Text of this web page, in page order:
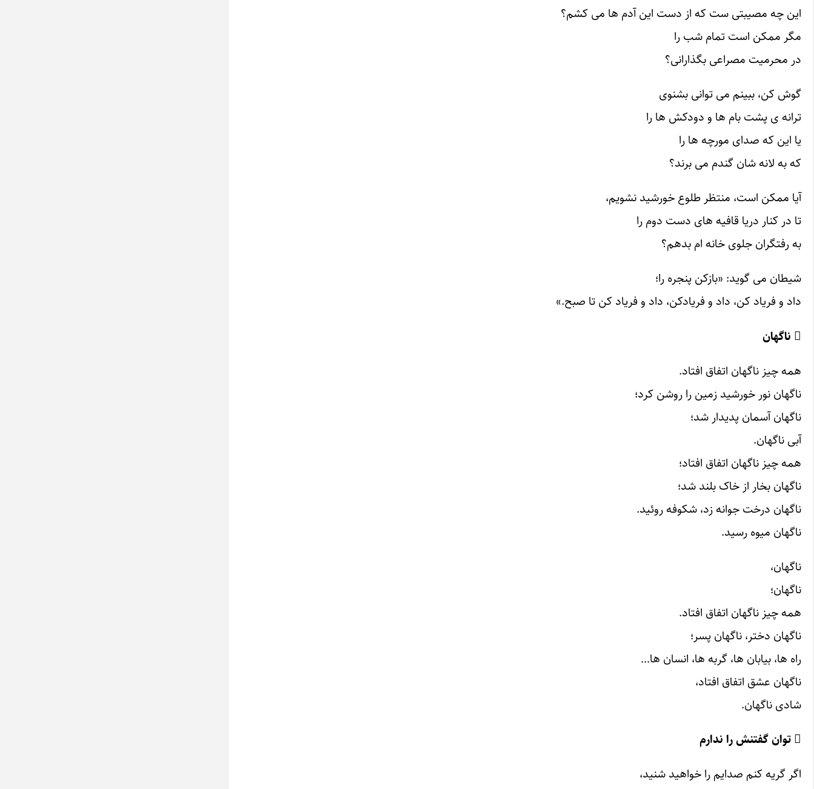
این چه مصیبتی ست که از دست این آدم ها می کشم؟
مگر ممکن است تمام شب را
در محرمیت مصراعی بگذارانی؟
گوش کن، ببینم می توانی بشنوی
ترانه ی پشت بام ها و دودکش ها را
یا این که صدای مورچه ها را
که به لانه شان گندم می برند؟
آیا ممکن است، منتظر طلوع خورشید نشویم،
تا در کنار دریا قافیه های دست دوم را
به رفتگران جلوی خانه ام بدهم؟
شیطان می گوید: «بازکن پنجره را؛
داد و فریاد کن، داد و فریادکن، داد و فریاد کن تا صبح.»
 ناگهان
همه چیز ناگهان اتفاق افتاد.
ناگهان نور خورشید زمین را روشن کرد؛
ناگهان آسمان پدیدار شد؛
آبی ناگهان.
همه چیز ناگهان اتفاق افتاد؛
ناگهان بخار از خاک بلند شد؛
ناگهان درخت جوانه زد، شکوفه روئید.
ناگهان میوه رسید.
ناگهان،
ناگهان؛
همه چیز ناگهان اتفاق افتاد.
ناگهان دختر، ناگهان پسر؛
راه ها، بیابان ها، گربه ها، انسان ها…
ناگهان عشق اتفاق افتاد،
شادی ناگهان.
 توان گفتنش را ندارم
اگر گریه کنم صدایم را خواهید شنید،